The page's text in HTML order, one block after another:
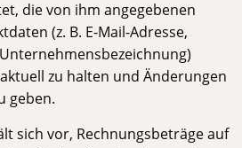
die von ihm angegebenen
(z. B. E-Mail-Adresse,
zu halten und Änderungen
geben.
sich vor, Rechnungsbeträge auf